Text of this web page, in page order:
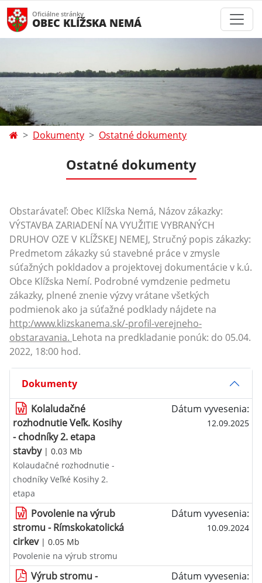
Oficiálne stránky
OBEC KLÍŽSKA NEMÁ
Dokumenty Ostatné dokumenty
Ostatné dokumenty
Obstarávateľ: Obec Klížska Nemá, Názov zákazky:
VÝSTAVBA ZARIADENÍ NA VYUŽITIE VYBRANÝCH
DRUHOV OZE V KLÍŽSKEJ NEMEJ, Stručný popis zákazky:
Predmetom zákazky sú stavebné práce v zmysle
súťažných pokldadov a projektovej dokumentácie v k.ú.
Obce Klížska Nemí. Podrobné vymdzenie pedmetu
zákazky, plnené znenie výzvy vrátane všetkých
podmienok ako ja súťažné podklady nájdete na
http:/www.klizskanema.sk/-profil-verejneho-
obstaravania. Lehota na predkladanie ponúk: do 05.04.
2022, 18:00 hod.
Dokumenty
Kolaludačné
rozhodnutie Veľk. Kosihy
- chodníky 2. etapa
stavby| 0.03 Mb
Dátum vyvesenia:
12.09.2025
Kolaudačné rozhodnutie -
chodníky Veľké Kosihy 2.
etapa
Povolenie na výrub
stromu - Rímskokatolická
cirkev| 0.05 Mb
Dátum vyvesenia:
10.09.2024
Povolenie na výrub stromu
Výrub stromu -
Dátum vyvesenia: